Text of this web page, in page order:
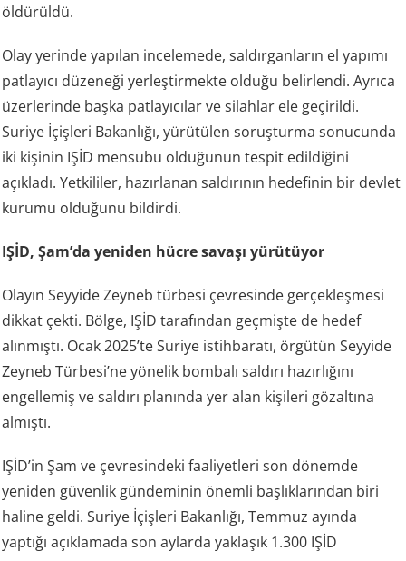
öldürüldü.
Olay yerinde yapılan incelemede, saldırganların el yapımı
patlayıcı düzeneği yerleştirmekte olduğu belirlendi. Ayrıca
üzerlerinde başka patlayıcılar ve silahlar ele geçirildi.
Suriye İçişleri Bakanlığı, yürütülen soruşturma sonucunda
iki kişinin IŞİD mensubu olduğunun tespit edildiğini
açıkladı. Yetkililer, hazırlanan saldırının hedefinin bir devlet
kurumu olduğunu bildirdi.
IŞİD, Şam’da yeniden hücre savaşı yürütüyor
Olayın Seyyide Zeyneb türbesi çevresinde gerçekleşmesi
dikkat çekti. Bölge, IŞİD tarafından geçmişte de hedef
alınmıştı. Ocak 2025’te Suriye istihbaratı, örgütün Seyyide
Zeyneb Türbesi’ne yönelik bombalı saldırı hazırlığını
engellemiş ve saldırı planında yer alan kişileri gözaltına
almıştı.
IŞİD’in Şam ve çevresindeki faaliyetleri son dönemde
yeniden güvenlik gündeminin önemli başlıklarından biri
haline geldi. Suriye İçişleri Bakanlığı, Temmuz ayında
yaptığı açıklamada son aylarda yaklaşık 1.300 IŞİD